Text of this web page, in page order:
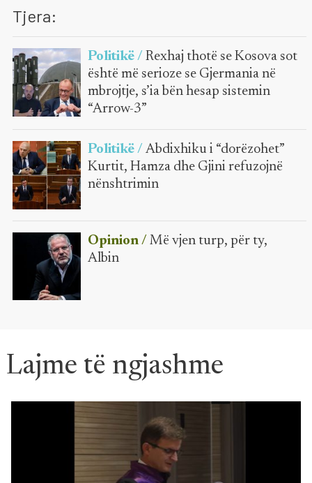
Tjera:
Politikë / Rexhaj thotë se Kosova sot
është më serioze se Gjermania në
mbrojtje, s’ia bën hesap sistemin
“Arrow-3”
Politikë / Abdixhiku i “dorëzohet”
Kurtit, Hamza dhe Gjini refuzojnë
nënshtrimin
Opinion / Më vjen turp, për ty,
Albin
Lajme të ngjashme